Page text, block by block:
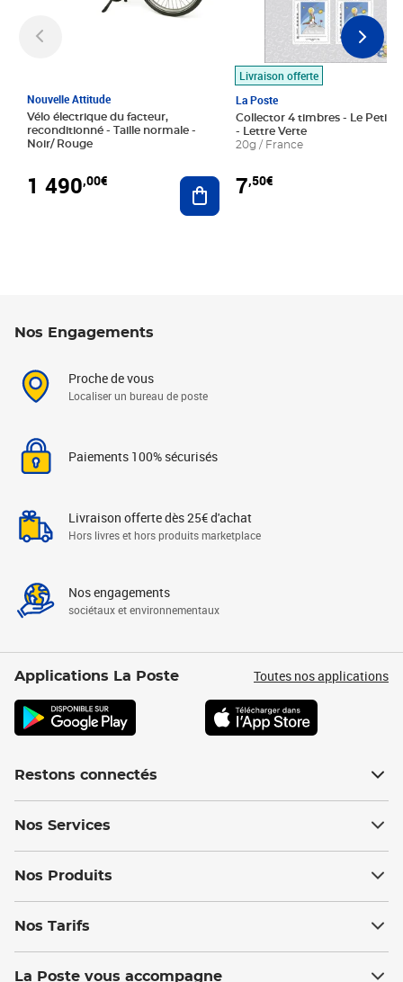
Nouvelle Attitude
Vélo électrique du facteur,
reconditionné - Taille normale -
Noir/ Rouge
1 490,00€ Ajouter au panier
Livraison offerte
La Poste
Collector 4 timbres - Le Petit
- Lettre Verte
20g / France
7,50€
Nos Engagements
Proche de vous
Localiser un bureau de poste
Paiements 100% sécurisés
Livraison offerte dès 25€ d'achat
Hors livres et hors produits marketplace
Nos engagements
sociétaux et environnementaux
Applications La Poste Toutes nos applications
Restons connectés
Nos Services
Nos Produits
Nos Tarifs
La Poste vous accompagne